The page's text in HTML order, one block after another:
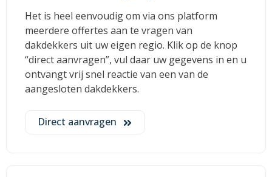
Het is heel eenvoudig om via ons platform
meerdere offertes aan te vragen van
dakdekkers uit uw eigen regio. Klik op de knop
“direct aanvragen”, vul daar uw gegevens in en u
ontvangt vrij snel reactie van een van de
aangesloten dakdekkers.
Direct aanvragen